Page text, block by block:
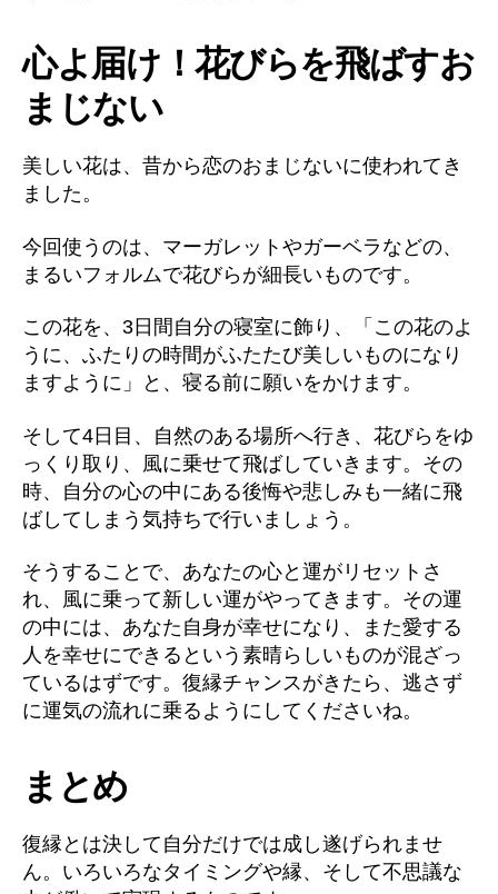
心よ届け！花びらを飛ばすお
まじない
美しい花は、昔から恋のおまじないに使われてき
ました。
今回使うのは、マーガレットやガーベラなどの、
まるいフォルムで花びらが細長いものです。
この花を、3日間自分の寝室に飾り、「この花のよ
うに、ふたりの時間がふたたび美しいものになり
ますように」と、寝る前に願いをかけます。
そして4日目、自然のある場所へ行き、花びらをゆ
っくり取り、風に乗せて飛ばしていきます。その
時、自分の心の中にある後悔や悲しみも一緒に飛
ばしてしまう気持ちで行いましょう。
そうすることで、あなたの心と運がリセットさ
れ、風に乗って新しい運がやってきます。その運
の中には、あなた自身が幸せになり、また愛する
人を幸せにできるという素晴らしいものが混ざっ
ているはずです。復縁チャンスがきたら、逃さず
に運気の流れに乗るようにしてくださいね。
まとめ
復縁とは決して自分だけでは成し遂げられませ
ん。いろいろなタイミングや縁、そして不思議な